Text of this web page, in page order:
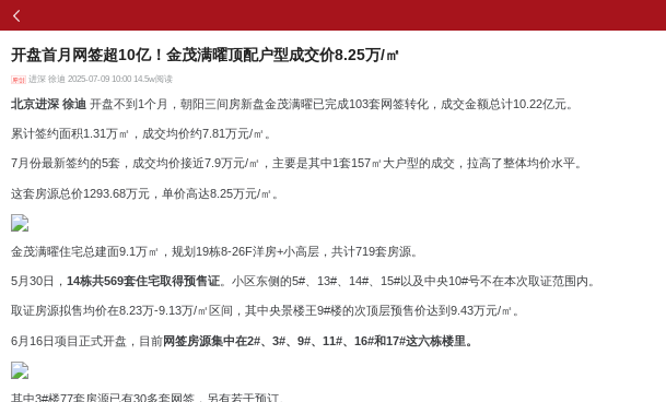
开盘首月网签超10亿！金茂满曜顶配户型成交价8.25万/㎡
进深 徐迪 2025-07-09 10:00 14.5w阅读
北京进深 徐迪 开盘不到1个月，朝阳三间房新盘金茂满曜已完成103套网签转化，成交金额总计10.22亿元。
累计签约面积1.31万㎡ ，成交均价约7.81万元/㎡。
7月份最新签约的5套，成交均价接近7.9万元/㎡，主要是其中1套157㎡大户型的成交， 拉高了整体均价水平。
这套房源总价1293.68万元，单价高达8.25万元/㎡。
金茂满曜住宅总建面9.1万㎡，规划19栋8-26F洋房+小高层，共计719套房源。
5月30日， 14栋共569套住宅取得预售证。 小区东侧的5#、13#、14#、15#以及中央10#号不在本次取证范围内。
取证房源拟售均价在8.23万-9.13万/㎡区间，其中央景楼王9#楼的次顶层预售价达到9.43万元/㎡。
6月16日项目正式开盘，目前网签房源集中在2#、3#、9#、11#、16#和17#这六栋楼里。
其中3#楼77套房源已有30多套网签，另有若干预订。